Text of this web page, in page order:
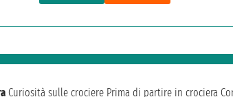
Curiosità sulle crociere Prima di partire in crociera